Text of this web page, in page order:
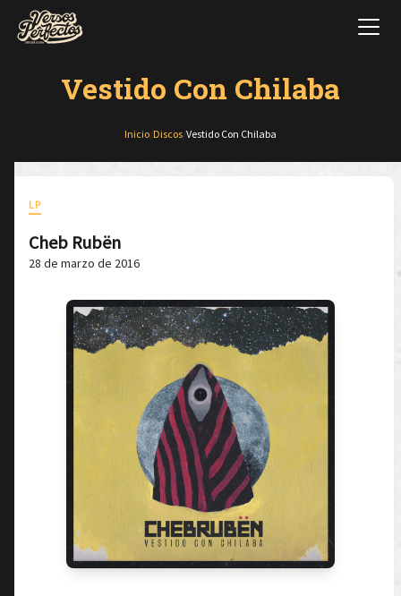
Vestido Con Chilaba
Inicio Discos Vestido Con Chilaba
LP
Cheb Rubën
28 de marzo de 2016